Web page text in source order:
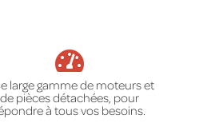
large gamme de moteurs et
de pièces détachées, pour
à tous vos besoins.